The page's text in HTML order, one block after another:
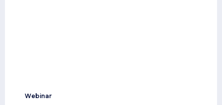
Webinar